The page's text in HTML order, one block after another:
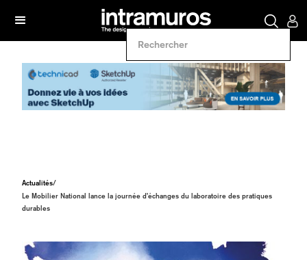
Actualités/
Le Mobilier National lance la journée d’échanges du laboratoire des pratiques
durables